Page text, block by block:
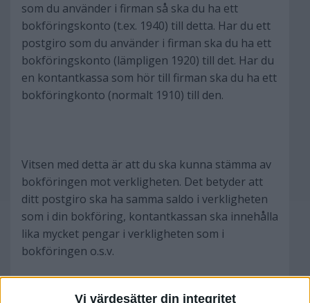
Vi värdesätter din integritet
som du använder i firman så ska du ha ett
bokföringskonto (t.ex. 1940) till detta. Har du ett
postgiro som du använder i firman ska du ha ett
bokföringskonto (lämpligen 1920) till det. Har du
en kontantkassa som hör till firman ska du ha ett
bokföringkonto (normalt 1910) till den.
Vitsen med detta är att du ska kunna stämma av
bokföringen mot verkligheten. Det betyder att
ditt postgiro ska ha samma saldo i verkligheten
som i din bokföring, kontantkassan ska innehålla
lika mycket pengar i verkligheten som i
bokföringen o.s.v.